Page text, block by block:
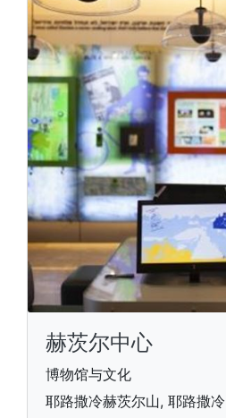
赫茨尔中心
博物馆与文化
耶路撒冷赫茨尔山, 耶路撒冷